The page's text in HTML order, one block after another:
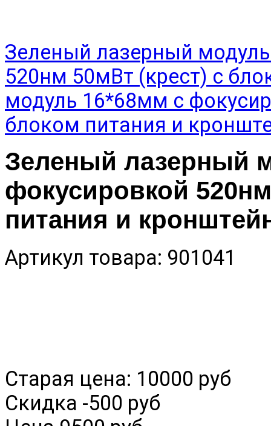
Зеленый лазерный
520нм 50мВт (крест) с
модуль 16*68мм с
блоком питания и
Зеленый лазерный
фокусировкой
питания и
Артикул товара: 901041
Старая цена: 10000 руб
Скидка -500 руб